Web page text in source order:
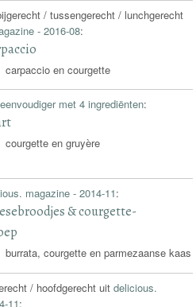
/ tussengerecht / lunchgerecht
- 2016-08:
carpaccio en courgette
met 4 ingrediënten:
courgette en gruyère
magazine - 2014-11:
& courgette-
burrata, courgette en parmezaanse kaas
/ hoofdgerecht uitdelicious.
11: